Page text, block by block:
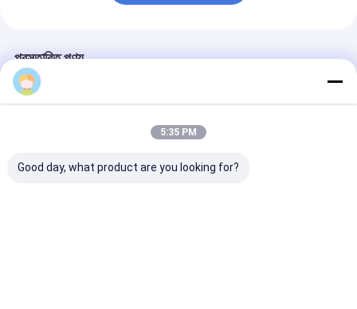
প্রস্তাবিত পণ্য
5:35 PM
Good day, what product are you looking for?